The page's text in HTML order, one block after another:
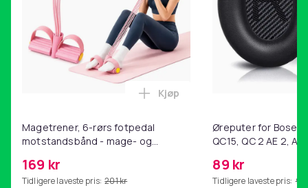
Vekt, gram
Artikkel nr.
717a66e7-ac50-5298-bdb8-f0b4505c1aa1
Produktsikkerhetsinformasjon
Magetrener, 6-rørs fotpedal
motstandsbånd - mage- og
hjemmegymnastikk Pink
169 kr
Tidligere laveste pris: 201 kr
Legg Magetrener, 6-rørs
Kjøp
Øreputer for Bose
QC15, QC 2 AE 2, AE
89 kr
Tidligere laveste pris: 99